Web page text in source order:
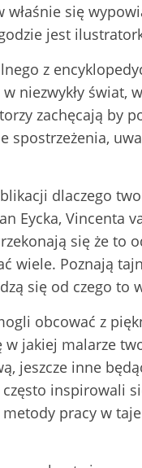
się
jest
z
niezwykły
zachęcają by
spostrzeżenia,
dlaczego
Eycka, Vincenta
się że to
wiele. Poznają
się od czego to
obcować z
jakiej malarze
jeszcze inne
inspirowali
pracy w